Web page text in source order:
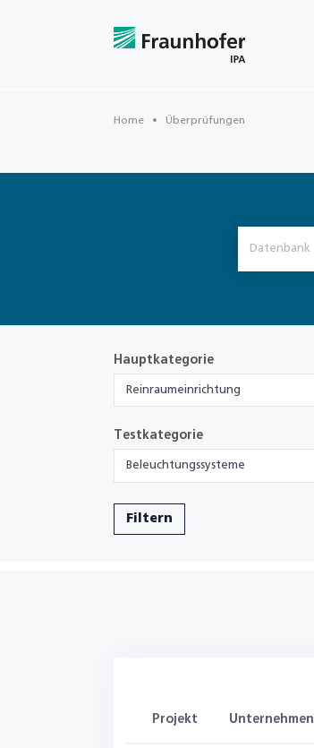
Home Überprüfungen
Hauptkategorie
Reinraumeinrichtung
Testkategorie
Beleuchtungssysteme
Filtern
Projekt Unternehmen